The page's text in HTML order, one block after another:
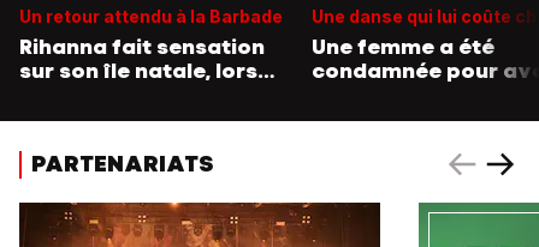
Un retour attendu à la Barbade
Rihanna fait sensation
sur son île natale, lors
Une danse qui lui coûte
Une femme a été
condamnée pour
menacé d’extinction
PARTENARIATS